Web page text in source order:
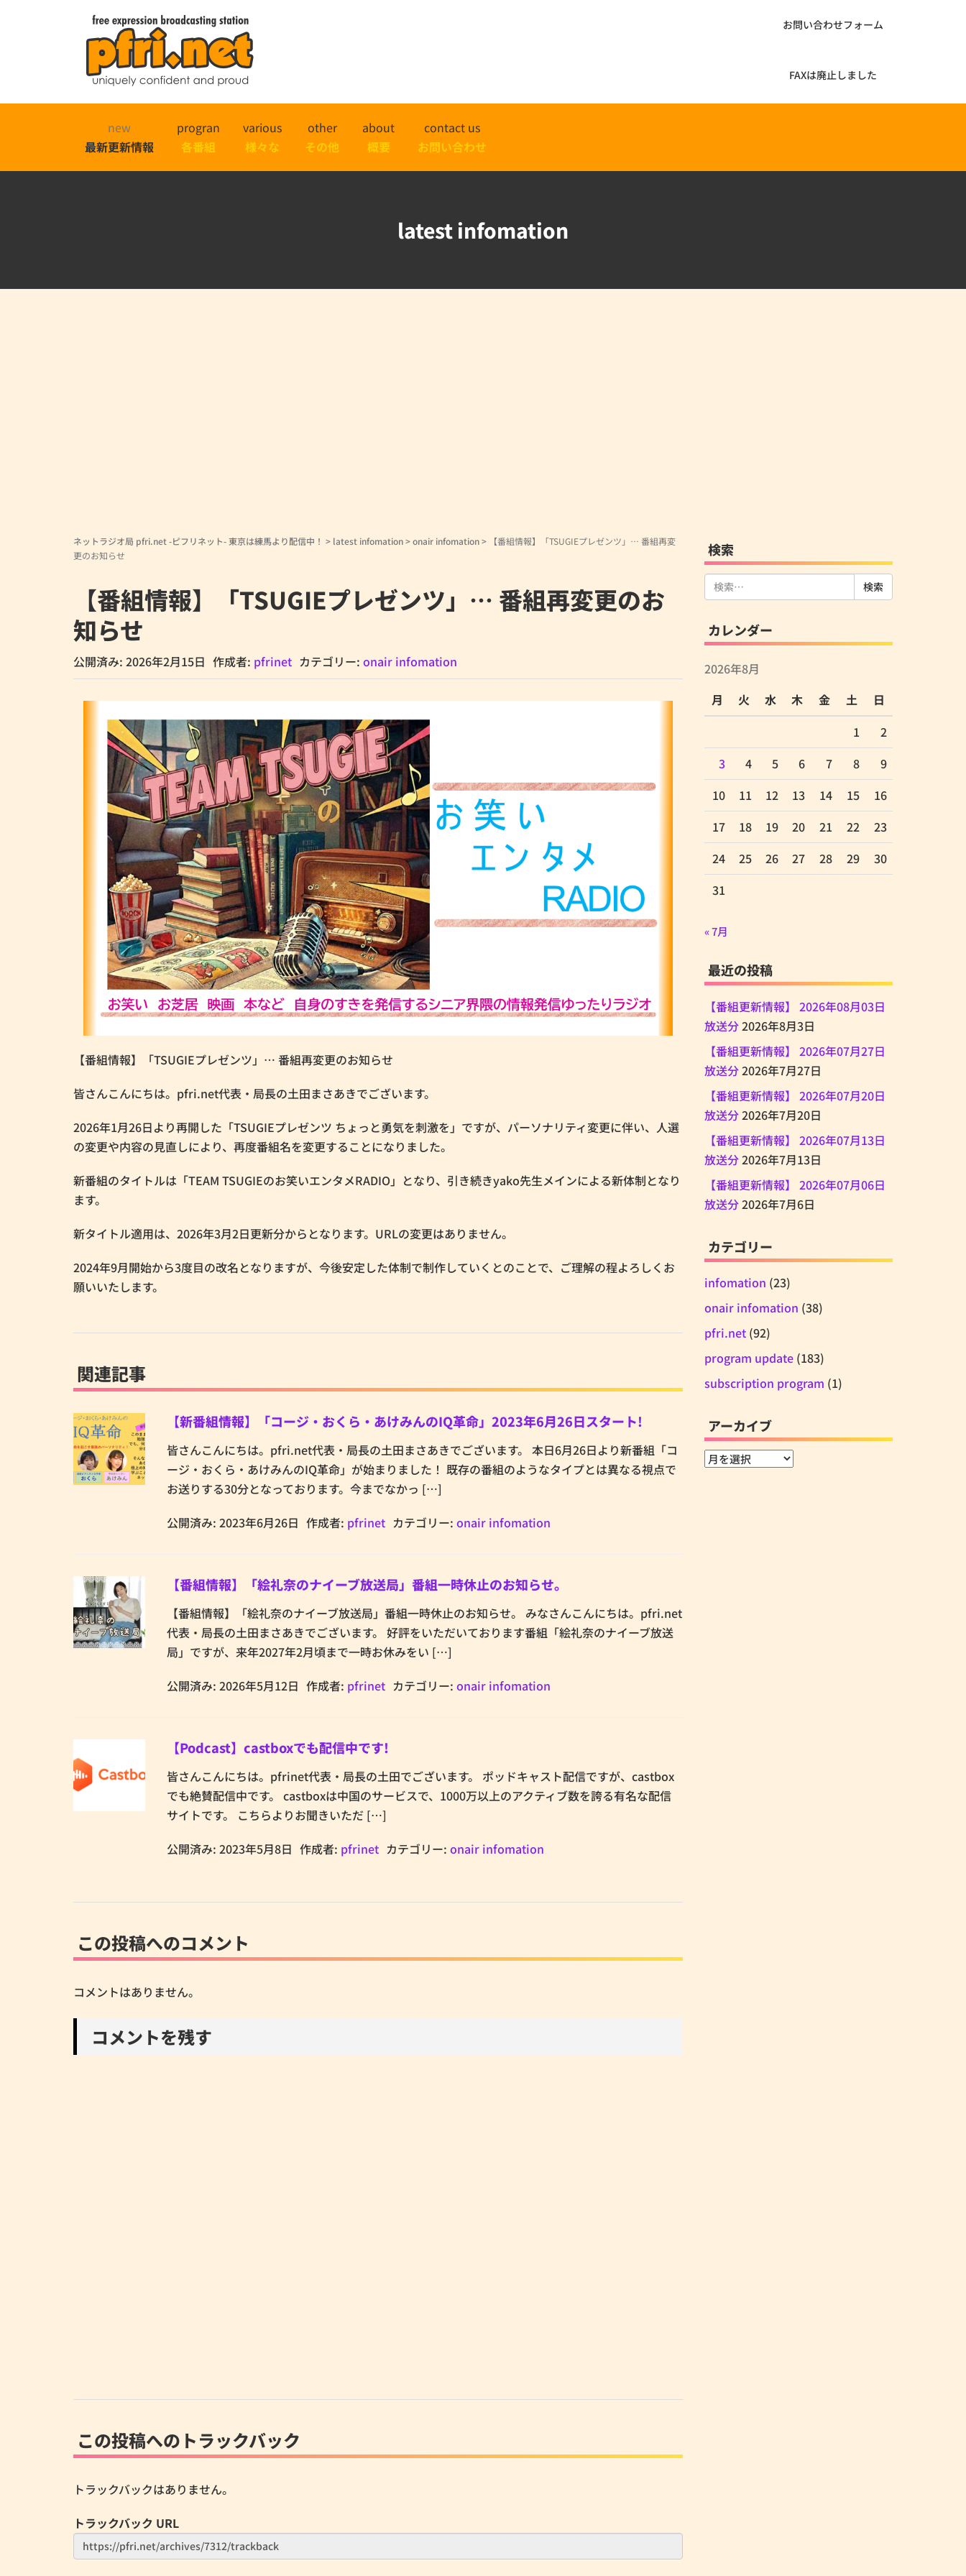
お問い合わせフォーム
FAXは廃止しました
new
最新更新情報
progran
各番組
various
様々な
other
その他
about
概要
contact us
お問い合わせ
latest infomation
ネットラジオ局 pfri.net -ピフリネット- 東京は練馬より配信中！ > latest infomation>onair infomation>
【番組情報】「TSUGIEプレゼンツ」… 番組再変
更のお知らせ
【番組情報】「TSUGIEプレゼンツ」… 番組再変更のお
知らせ
公開済み: 2026年2月15日 作成者: pfrinet カテゴリー: onair infomation
【番組情報】「TSUGIEプレゼンツ」… 番組再変更のお知らせ
皆さんこんにちは。pfri.net代表・局長の土田まさあきでございます。
2026年1月26日より再開した「TSUGIEプレゼンツ ちょっと勇気を刺激を」ですが、パーソナリティ変更に伴い、人選
の変更や内容の見直しにより、再度番組名を変更することになりました。
新番組のタイトルは「TEAM TSUGIEのお笑いエンタメRADIO」となり、引き続きyako先生メインによる新体制となり
ます。
新タイトル適用は、2026年3月2日更新分からとなります。URLの変更はありません。
2024年9月開始から3度目の改名となりますが、今後安定した体制で制作していくとのことで、ご理解の程よろしくお
願いいたします。
関連記事
【新番組情報】「コージ・おくら・あけみんのIQ革命」2023年6月26日スタート!
皆さんこんにちは。pfri.net代表・局長の土田まさあきでございます。 本日6月26日より新番組「コ
ージ・おくら・あけみんのIQ革命」が始まりました！ 既存の番組のようなタイプとは異なる視点で
お送りする30分となっております。今までなかっ […]
公開済み: 2023年6月26日 作成者: pfrinet カテゴリー: onair infomation
【番組情報】「絵礼奈のナイーブ放送局」番組一時休止のお知らせ。
【番組情報】「絵礼奈のナイーブ放送局」番組一時休止のお知らせ。 みなさんこんにちは。pfri.net
代表・局長の土田まさあきでございます。 好評をいただいております番組「絵礼奈のナイーブ放送
局」ですが、来年2027年2月頃まで一時お休みをい […]
公開済み: 2026年5月12日 作成者: pfrinet カテゴリー: onair infomation
【Podcast】castboxでも配信中です!
皆さんこんにちは。pfrinet代表・局長の土田でございます。 ポッドキャスト配信ですが、castbox
でも絶賛配信中です。 castboxは中国のサービスで、1000万以上のアクティブ数を誇る有名な配信
サイトです。 こちらよりお聞きいただ […]
公開済み: 2023年5月8日 作成者: pfrinet カテゴリー: onair infomation
この投稿へのコメント
コメントはありません。
コメントを残す
この投稿へのトラックバック
トラックバックはありません。
トラックバック URL
検索
検
索:
カレンダー
2026年8月
月
火 水 木 金 土
日
1
2
3
4 5 6 7 8
9
10
11 12 13 14 15
16
17
18 19 20 21 22
23
24
25 26 27 28 29
30
31
« 7月
最近の投稿
【番組更新情報】 2026年08月03日
放送分2026年8月3日
【番組更新情報】 2026年07月27日
放送分2026年7月27日
【番組更新情報】 2026年07月20日
放送分2026年7月20日
【番組更新情報】 2026年07月13日
放送分2026年7月13日
【番組更新情報】 2026年07月06日
放送分2026年7月6日
カテゴリー
infomation (23)
onair infomation (38)
pfri.net(92)
program update(183)
subscription program (1)
アーカイブ
ア